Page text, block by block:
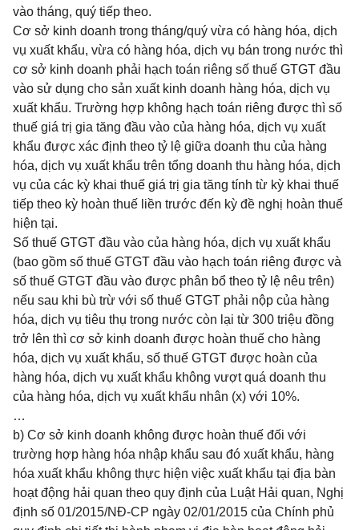
vào tháng, quý tiếp theo.
Cơ sở kinh doanh trong tháng/quý vừa có hàng hóa, dịch
vụ xuất khẩu, vừa có hàng hóa, dịch vụ bán trong nước thì
cơ sở kinh doanh phải hạch toán riêng số thuế GTGT đầu
vào sử dụng cho sản xuất kinh doanh hàng hóa, dịch vụ
xuất khẩu. Trường hợp không hạch toán riêng được thì số
thuế giá trị gia tăng đầu vào của hàng hóa, dịch vụ xuất
khẩu được xác định theo tỷ lệ giữa doanh thu của hàng
hóa, dịch vụ xuất khẩu trên tổng doanh thu hàng hóa, dịch
vụ của các kỳ khai thuế giá trị gia tăng tính từ kỳ khai thuế
tiếp theo kỳ hoàn thuế liền trước đến kỳ đề nghị hoàn thuế
hiện tại.
Số thuế GTGT đầu vào của hàng hóa, dịch vụ xuất khẩu
(bao gồm số thuế GTGT đầu vào hạch toán riêng được và
số thuế GTGT đầu vào được phân bổ theo tỷ lệ nêu trên)
nếu sau khi bù trừ với số thuế GTGT phải nộp của hàng
hóa, dịch vụ tiêu thụ trong nước còn lại từ 300 triệu đồng
trở lên thì cơ sở kinh doanh được hoàn thuế cho hàng
hóa, dịch vụ xuất khẩu, số thuế GTGT được hoàn của
hàng hóa, dịch vụ xuất khẩu không vượt quá doanh thu
của hàng hóa, dịch vụ xuất khẩu nhân (x) với 10%.
…
b) Cơ sở kinh doanh không được hoàn thuế đối với
trường hợp hàng hóa nhập khẩu sau đó xuất khẩu, hàng
hóa xuất khẩu không thực hiện việc xuất khẩu tại địa bàn
hoạt động hải quan theo quy định của Luật Hải quan, Nghị
định số 01/2015/NĐ-CP ngày 02/01/2015 của Chính phủ